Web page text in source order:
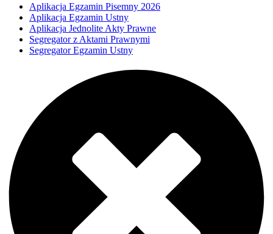
Aplikacja Egzamin Pisemny 2026
Aplikacja Egzamin Ustny
Aplikacja Jednolite Akty Prawne
Segregator z Aktami Prawnymi
Segregator Egzamin Ustny